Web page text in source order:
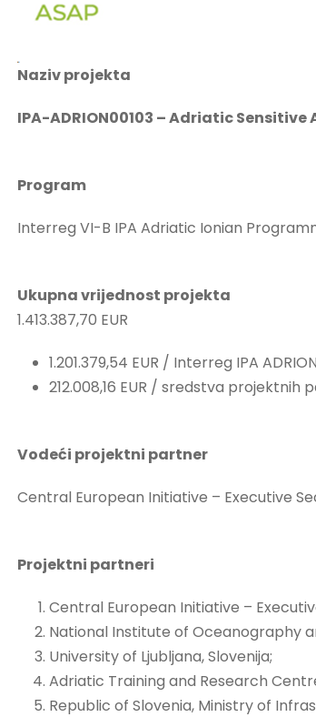
Naziv projekta
IPA-ADRION00103 – Adriatic
Program
Interreg VI-B IPA Adriatic Ionian
Ukupna vrijednost projekta
1.413.387,70 EUR
1.201.379,54 EUR / Interreg IPA
212.008,16 EUR / sredstva projektnih
Vodeći projektni partner
Central European Initiative – Executive
Projektni partneri
Central European Initiative –
National Institute of Oceanography
University of Ljubljana, Slovenija;
Adriatic Training and Research
Republic of Slovenia, Ministry of